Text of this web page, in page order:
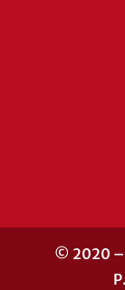
© 2020 –